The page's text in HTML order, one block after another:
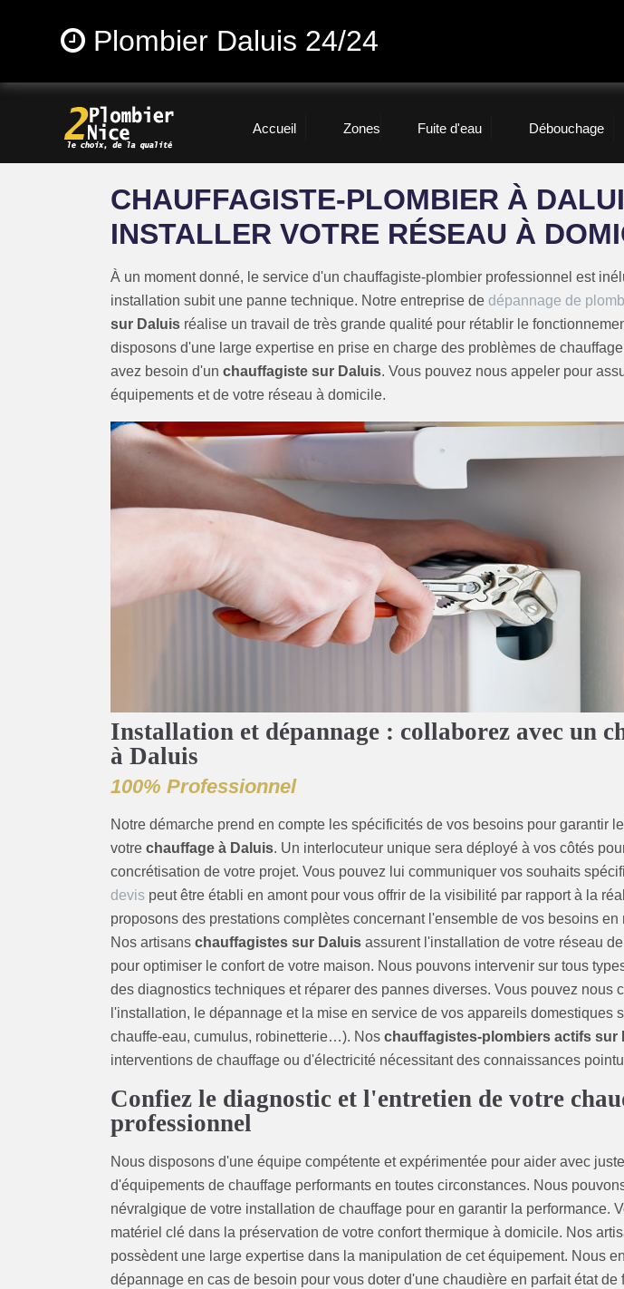
Plombier Daluis 24/24
Accueil Zones Fuite d'eau Débouchage
CHAUFFAGISTE-PLOMBIER À
INSTALLER VOTRE RÉSEAU À
À un moment donné, le service d'un chauffagiste-plombier professionnel est
installation subit une panne technique. Notre entreprise de dépannage de
sur Daluis réalise un travail de très grande qualité pour rétablir le
disposons d'une large expertise en prise en charge des problèmes de
avez besoin d'un chauffagiste sur Daluis. Vous pouvez nous appeler pour
équipements et de votre réseau à domicile.
Installation et dépannage : collaborez avec un
à Daluis
100% Professionnel
Notre démarche prend en compte les spécificités de vos besoins pour garantir
votre chauffage à Daluis. Un interlocuteur unique sera déployé à vos côtés
concrétisation de votre projet. Vous pouvez lui communiquer vos souhaits
devis peut être établi en amont pour vous offrir de la visibilité par rapport à la
proposons des prestations complètes concernant l'ensemble de vos besoins en
Nos artisans chauffagistes sur Daluis assurent l'installation de votre réseau
pour optimiser le confort de votre maison. Nous pouvons intervenir sur tous
des diagnostics techniques et réparer des pannes diverses. Vous pouvez nous
l'installation, le dépannage et la mise en service de vos appareils domestiques
chauffe-eau, cumulus, robinetterie…). Nos chauffagistes-plombiers actifs sur
interventions de chauffage ou d'électricité nécessitant des connaissances
Confiez le diagnostic et l'entretien de votre
professionnel
Nous disposons d'une équipe compétente et expérimentée pour aider avec
d'équipements de chauffage performants en toutes circonstances. Nous
névralgique de votre installation de chauffage pour en garantir la performance.
matériel clé dans la préservation de votre confort thermique à domicile. Nos
possèdent une large expertise dans la manipulation de cet équipement. Nous
dépannage en cas de besoin pour vous doter d'une chaudière en parfait état de